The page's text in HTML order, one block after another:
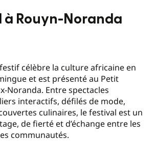
à Rouyn-Noranda
célèbre la culture africaine en
et est présenté au Petit
Noranda. Entre spectacles
interactifs, défilés de mode,
culinaires, le festival est un
de fierté et d’échange entre les
communautés.